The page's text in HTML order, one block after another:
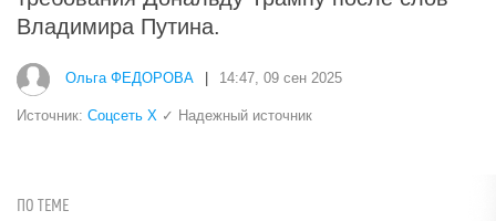
Владимира Путина.
Ольга ФЕДОРОВА 14:47, 09 сен 2025
Источник: Соцсеть Х ✓ Надежный источник
ПО ТЕМЕ